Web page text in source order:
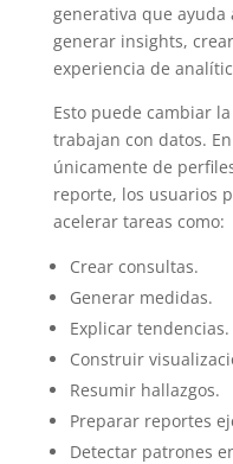
generativa que
generar insights,
experiencia de
Esto puede cambiar
trabajan con datos.
únicamente de
reporte, los usuarios
acelerar tareas como:
Crear consultas.
Generar medidas.
Explicar tendencias.
Construir
Resumir hallazgos.
Preparar reportes
Detectar patrones